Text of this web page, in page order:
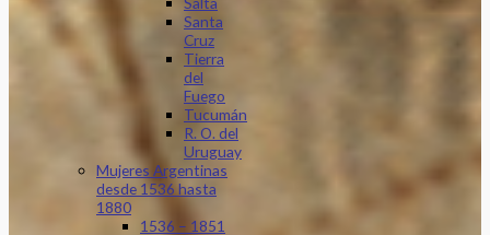
Santa
Cruz
Tierra
del
Fuego
Tucumán
R. O. del
Uruguay
Mujeres Argentinas
desde 1536 hasta
1880
1536 – 1851